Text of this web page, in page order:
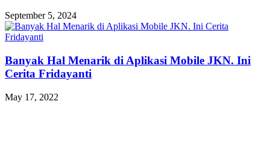
September 5, 2024
Banyak Hal Menarik di Aplikasi Mobile JKN. Ini
Cerita Fridayanti
May 17, 2022